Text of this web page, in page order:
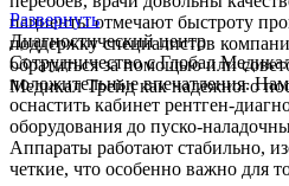
пациенты отмечают быстроту
поддержку специалистов
обратиться за помощью или
Медикал Трейд как надежного
Развернуть
Диагностический центр
Сотрудничество с Глобал
положительные впечатления.
оснастить кабинет рентген-
оборудования до пуско-
Аппараты работают стабильно,
четкие, что особенно важно для